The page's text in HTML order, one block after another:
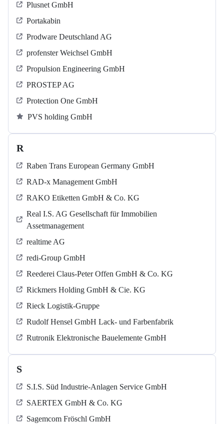
Plusnet GmbH
Portakabin
Prodware Deutschland AG
profenster Weichsel GmbH
Propulsion Engineering GmbH
PROSTEP AG
Protection One GmbH
PVS holding GmbH
R
Raben Trans European Germany GmbH
RAD-x Management GmbH
RAKO Etiketten GmbH & Co. KG
Real I.S. AG Gesellschaft für Immobilien
Assetmanagement
realtime AG
redi-Group GmbH
Reederei Claus-Peter Offen GmbH & Co. KG
Rickmers Holding GmbH & Cie. KG
Rieck Logistik-Gruppe
Rudolf Hensel GmbH Lack- und Farbenfabrik
Rutronik Elektronische Bauelemente GmbH
S
S.I.S. Süd Industrie-Anlagen Service GmbH
SAERTEX GmbH & Co. KG
Sagemcom Fröschl GmbH